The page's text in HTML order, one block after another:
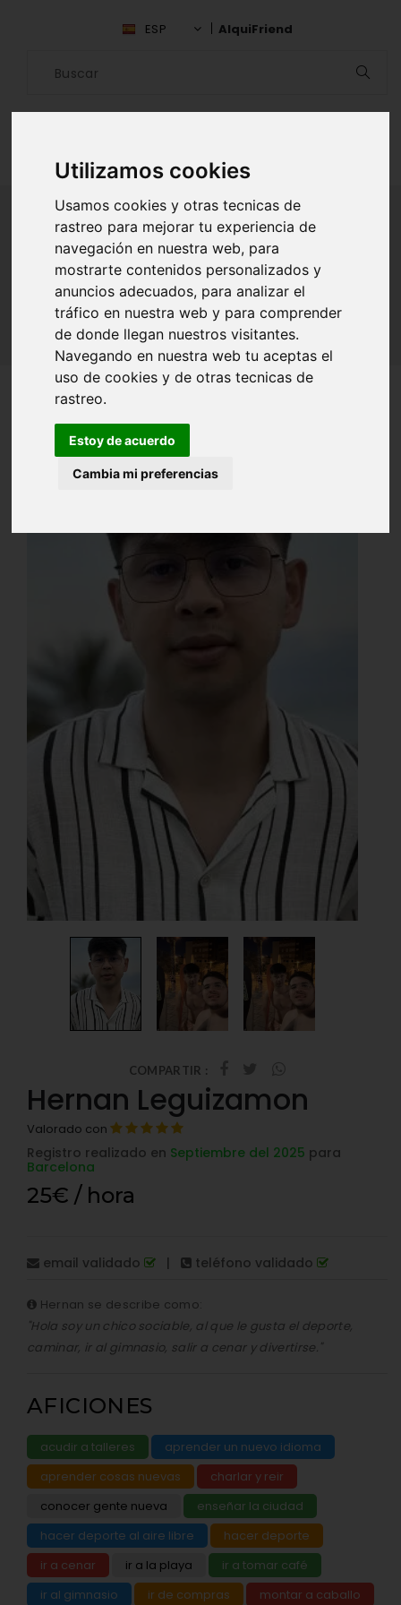
Utilizamos cookies
Usamos cookies y otras tecnicas de
rastreo para mejorar tu experiencia de
navegación en nuestra web, para
mostrarte contenidos personalizados y
anuncios adecuados, para analizar el
tráfico en nuestra web y para comprender
de donde llegan nuestros visitantes.
Navegando en nuestra web tu aceptas el
uso de cookies y de otras tecnicas de
rastreo.
Estoy de acuerdo
Cambia mi preferencias
ESP AlquiFriend
ALQUILAR AMIGO
Inicio Amigos Barcelona Hernan Leguizamon
COMPARTIR :
Hernan Leguizamon
Valorado con
Registro realizado en Septiembre del 2025 para
Barcelona
25€ / hora
email validado | teléfono validado
Hernan se describe como:
"Hola soy un chico sociable, al que le gusta el deporte,
caminar, ir al gimnasio, salir a cenar y divertirse."
AFICIONES
acudir a talleres
aprender un nuevo idioma
aprender cosas nuevas
charlar y reir
conocer gente nueva
enseñar la ciudad
hacer deporte al aire libre
hacer deporte
ir a cenar
ir a la playa
ir a tomar café
ir al gimnasio
ir de compras montar a caballo